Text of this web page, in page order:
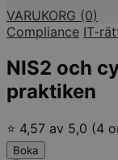
VARUKORG (0)
Compliance IT-
NIS2 och
praktiken
⭐ 4,57 av 5,0 (4
Boka